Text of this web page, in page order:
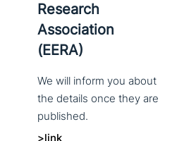
Research
Association
(EERA)
We will inform you about
the details once they are
published.
>link